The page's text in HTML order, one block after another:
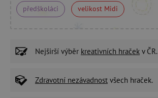
předškoláci velikost Midi
Nejširší výběr kreativních hraček v ČR.
Zdravotní nezávadnost všech hraček.